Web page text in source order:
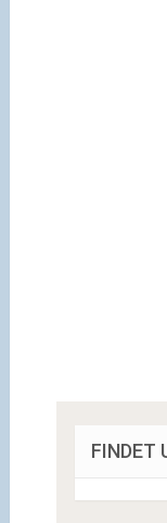
FINDET